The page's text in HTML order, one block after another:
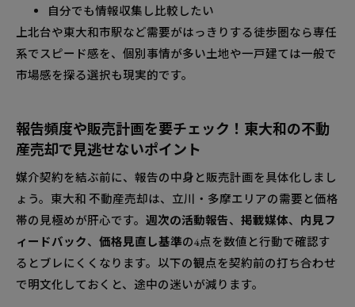
自分でも情報収集し比較したい
上北台や東大和市駅など需要がはっきりする徒歩圏なら専任
系でスピード感を、個別事情が多い土地や一戸建ては一般で
市場感を探る選択も現実的です。
報告頻度や販売計画を要チェック！東大和の不動
産売却で見逃せないポイント
媒介契約を結ぶ前に、報告の中身と販売計画を具体化しまし
ょう。東大和 不動産売却は、立川・多摩エリアの需要と価格
帯の見極めが肝心です。 週次の活動報告、 掲載媒体、 内見フ
ィードバック、 価格見直し基準の4点を数値と行動で確認す
るとブレにくくなります。以下の観点を契約前の打ち合わせ
で明文化しておくと、途中の迷いが減ります。